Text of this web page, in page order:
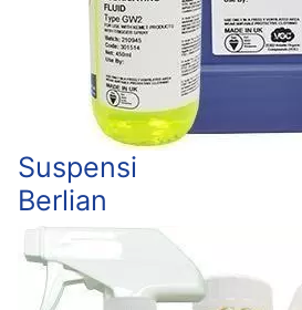
Suspensi
Berlian